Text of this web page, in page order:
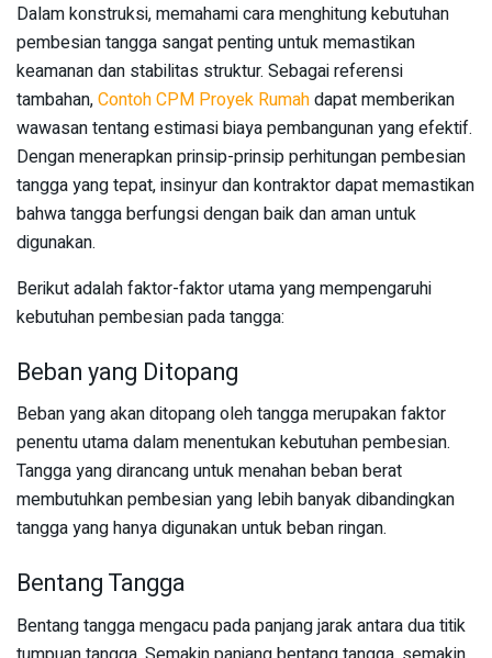
Dalam konstruksi, memahami cara menghitung kebutuhan
pembesian tangga sangat penting untuk memastikan
keamanan dan stabilitas struktur. Sebagai referensi
tambahan,Contoh CPM Proyek Rumahdapat memberikan
wawasan tentang estimasi biaya pembangunan yang efektif.
Dengan menerapkan prinsip-prinsip perhitungan pembesian
tangga yang tepat, insinyur dan kontraktor dapat memastikan
bahwa tangga berfungsi dengan baik dan aman untuk
digunakan.
Berikut adalah faktor-faktor utama yang mempengaruhi
kebutuhan pembesian pada tangga:
Beban yang Ditopang
Beban yang akan ditopang oleh tangga merupakan faktor
penentu utama dalam menentukan kebutuhan pembesian.
Tangga yang dirancang untuk menahan beban berat
membutuhkan pembesian yang lebih banyak dibandingkan
tangga yang hanya digunakan untuk beban ringan.
Bentang Tangga
Bentang tangga mengacu pada panjang jarak antara dua titik